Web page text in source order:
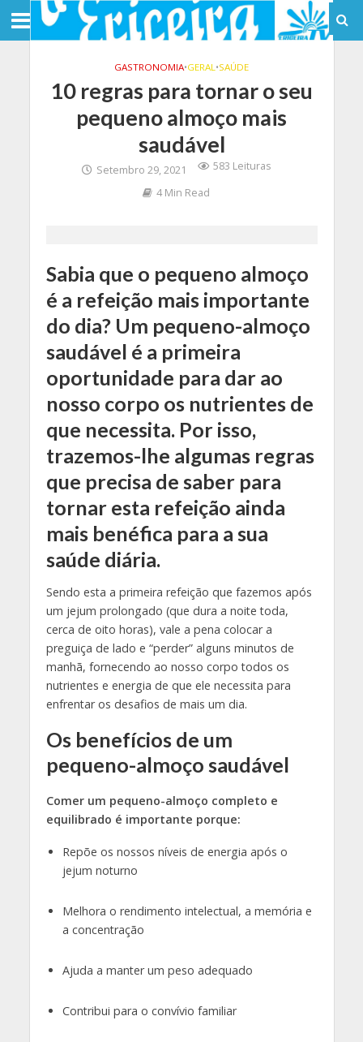
GASTRONOMIA•GERAL•SAÚDE
10 regras para tornar o seu
pequeno almoço mais
saudável
Setembro 29, 2021
583 Leituras
4 Min Read
Sabia que o pequeno almoço
é a refeição mais importante
do dia? Um pequeno-almoço
saudável é a primeira
oportunidade para dar ao
nosso corpo os nutrientes de
que necessita. Por isso,
trazemos-lhe algumas regras
que precisa de saber para
tornar esta refeição ainda
mais benéfica para a sua
saúde diária.
Sendo esta a primeira refeição que fazemos após
um jejum prolongado (que dura a noite toda,
cerca de oito horas), vale a pena colocar a
preguiça de lado e “perder” alguns minutos de
manhã, fornecendo ao nosso corpo todos os
nutrientes e energia de que ele necessita para
enfrentar os desafios de mais um dia.
Os benefícios de um
pequeno-almoço saudável
Comer um pequeno-almoço completo e
equilibrado é importante porque:
Repõe os nossos níveis de energia após o
jejum noturno
Melhora o rendimento intelectual, a memória e
a concentração
Ajuda a manter um peso adequado
Contribui para o convívio familiar